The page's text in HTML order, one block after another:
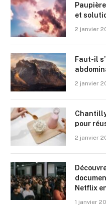
et
2 janvier
Faut-il
2 janvier
pour
2 janvier
Netflix
1 janvier